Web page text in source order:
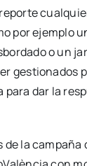
por ejem­plo
o un
ges­tio­na­dos
para dar la
de la cam­pa­ña